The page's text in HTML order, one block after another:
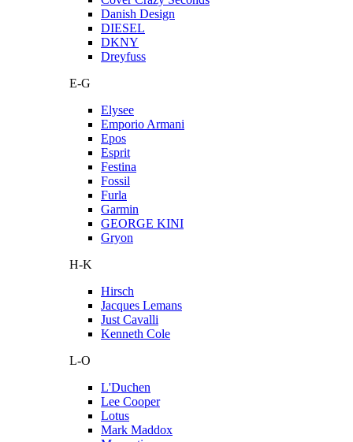
Danish Design
DIESEL
DKNY
Dreyfuss
E-G
Elysee
Emporio Armani
Epos
Esprit
Festina
Fossil
Furla
Garmin
GEORGE KINI
Gryon
H-K
Hirsch
Jacques Lemans
Just Cavalli
Kenneth Cole
L-O
L'Duchen
Lee Cooper
Lotus
Mark Maddox